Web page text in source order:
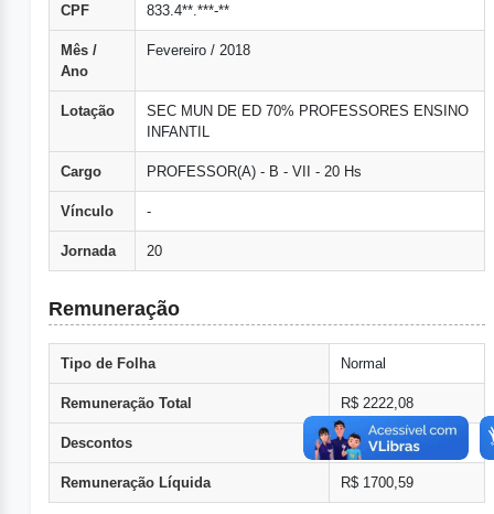
CPF 833.4**.***-**
Mês /
Ano
Fevereiro / 2018
Lotação
SEC MUN DE ED 70% PROFESSORES ENSINO
INFANTIL
Cargo PROFESSOR(A) - B - VII - 20 Hs
Vínculo -
Jornada 20
Remuneração
Tipo de Folha Normal
Remuneração Total R$ 2222,08
Descontos R$ 521,49
Remuneração Líquida R$ 1700,59